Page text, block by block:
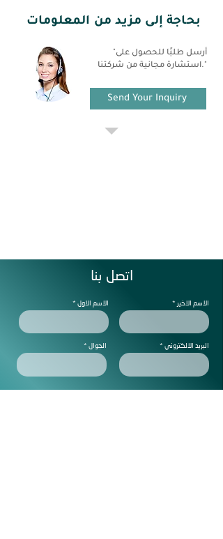
بحاجة إلى مزيد من المعلومات
"أرسل طلبًا للحصول على
استشارة مجانية من شركتنا."
Send Your Inquiry
اتصل بنا
الاسم الاول
الجوال
الاسم الاخير
البريد الالكتروني
ملاحظات